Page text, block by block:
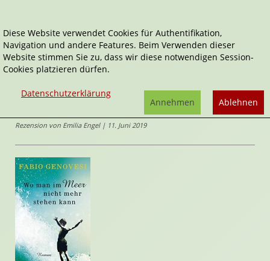
Home
Belletristik
Wo man im Meer nicht stehen kann
Wo man im Meer nicht stehen kann
Rezension von Emilia Engel | 11. Juni 2019
Diese Website verwendet Cookies für Authentifikation,
Navigation und andere Features. Beim Verwenden dieser
Website stimmen Sie zu, dass wir diese notwendigen Session-
Cookies platzieren dürfen.
Datenschutzerklärung
Ablehnen
Annehmen